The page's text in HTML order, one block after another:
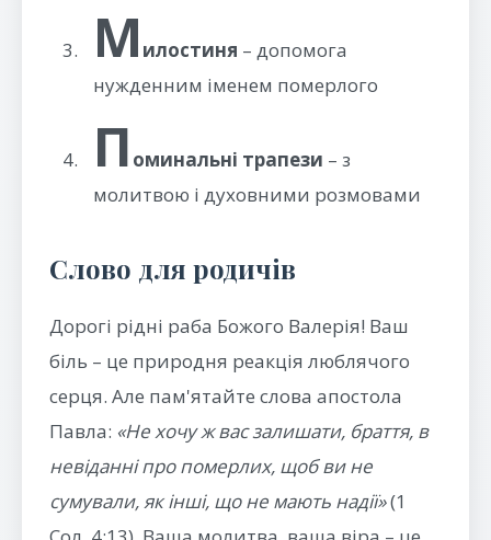
М илостиня – допомога
нужденним іменем померлого
П оминальні трапези – з
молитвою і духовними розмовами
Слово для родичів
Дорогі рідні раба Божого Валерія! Ваш
біль – це природня реакція люблячого
серця. Але пам'ятайте слова апостола
Павла: «Не хочу ж вас залишати, браття, в
невіданні про померлих, щоб ви не
сумували, як інші, що не мають надії»(1